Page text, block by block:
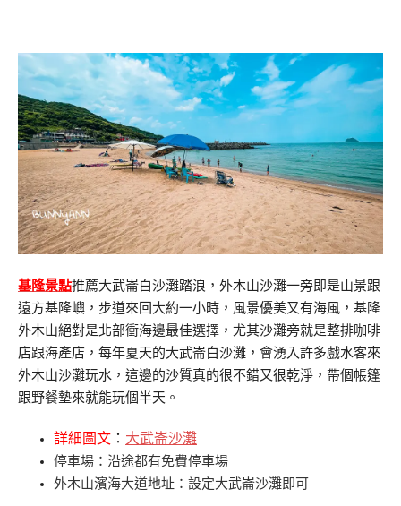
基隆景點推薦大武崙白沙灘踏浪，外木山沙灘一旁即是山景跟
遠方基隆嶼，步道來回大約一小時，風景優美又有海風，基隆
外木山絕對是北部衝海邊最佳選擇，尤其沙灘旁就是整排咖啡
店跟海產店，每年夏天的大武崙白沙灘，會湧入許多戲水客來
外木山沙灘玩水，這邊的沙質真的很不錯又很乾淨，帶個帳篷
跟野餐墊來就能玩個半天。
詳細圖文 ： 大武崙沙灘
停車場 ：沿途都有免費停車場
外木山濱海大道地址 ：設定大武崙沙灘即可